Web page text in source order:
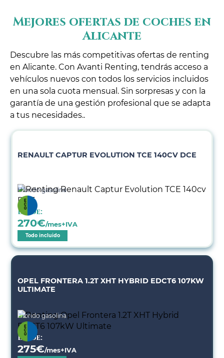
Mejores ofertas de coches en
Alicante
Descubre las más competitivas ofertas de renting
en Alicante. Con Avanti Renting, tendrás acceso a
vehículos nuevos con todos los servicios incluidos
en una sola cuota mensual. Sin sorpresas y con la
garantía de una gestión profesional que se adapta
a tus necesidades..
RENAULT CAPTUR EVOLUTION TCE 140CV DCE
Híbrido gasolina
Desde:
270€/mes+IVA
Todo incluido
OPEL FRONTERA 1.2T XHT HYBRID EDCT6 107KW
ULTIMATE
Híbrido gasolina
Desde:
275€/mes+IVA